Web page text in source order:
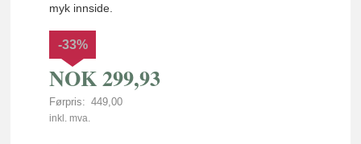
myk innside.
NOK299,93
Førpris: 449,00
Rabatt
-33%
inkl. mva.